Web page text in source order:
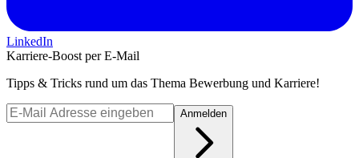
LinkedIn
Karriere-Boost per E-Mail
Tipps & Tricks rund um das Thema Bewerbung und Karriere!
Anmelden